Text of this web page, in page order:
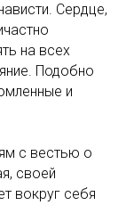
Сердце,
на всех
Подобно
и
с вестью о
своей
вокруг себя